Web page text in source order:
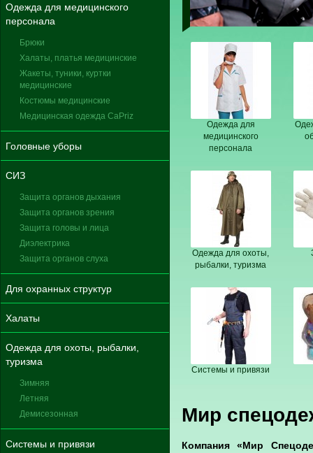
Одежда для медицинского
персонала
Брюки
Халаты, платья медицинские
Жакеты, туники, куртки
медицинские
Костюмы медицинские
Медицинская одежда CaPriz
Головные уборы
СИЗ
Защита органов дыхания
Защита органов зрения
Защита головы и лица
Диэлектрика
Защита органов слуха
Для охранных структур
Халаты
Одежда для охоты, рыбалки,
туризма
Зимняя
Летняя
Демисезонная
Системы и привязи
Одежда для
медицинского
персонала
Одежда для охоты,
рыбалки, туризма
Системы и привязи
Мир
Компания «Мир